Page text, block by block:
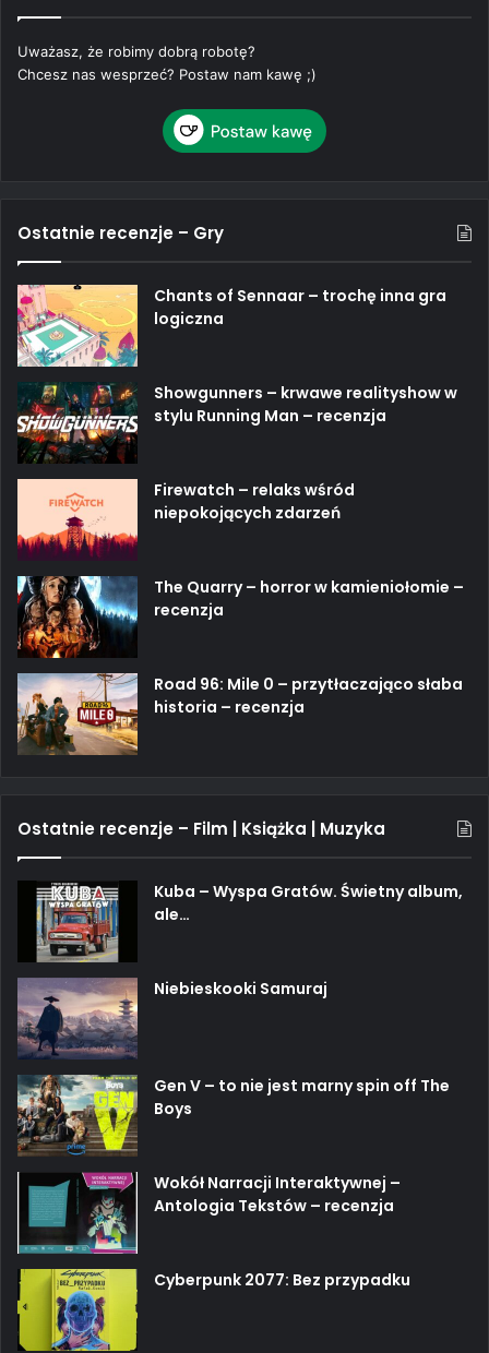
Uważasz, że robimy dobrą robotę?
Chcesz nas wesprzeć? Postaw nam kawę ;)
Ostatnie recenzje – Gry
Chants of Sennaar – trochę inna gra
logiczna
Showgunners – krwawe realityshow w
stylu Running Man – recenzja
Firewatch – relaks wśród
niepokojących zdarzeń
The Quarry – horror w kamieniołomie –
recenzja
Road 96: Mile 0 – przytłaczająco słaba
historia – recenzja
Ostatnie recenzje – Film | Książka | Muzyka
Kuba – Wyspa Gratów. Świetny album,
ale…
Niebieskooki Samuraj
Gen V – to nie jest marny spin off The
Boys
Wokół Narracji Interaktywnej –
Antologia Tekstów – recenzja
Cyberpunk 2077: Bez przypadku